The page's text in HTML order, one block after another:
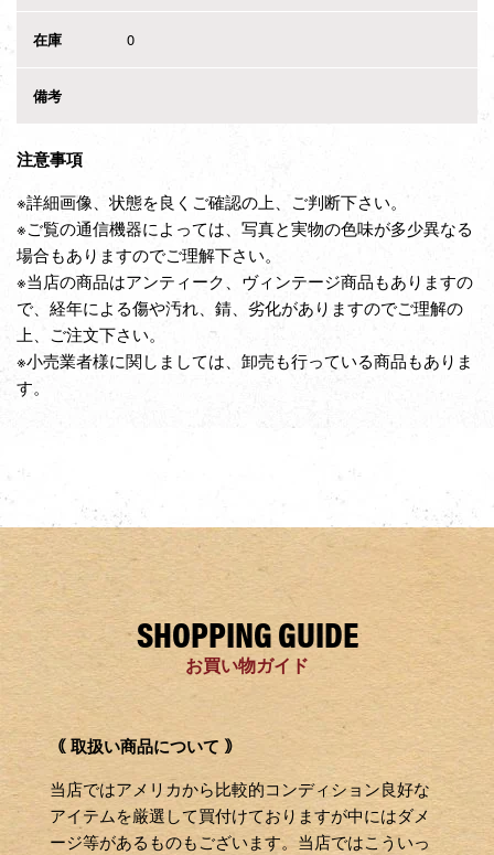
在庫 0
備考
注意事項
※詳細画像、状態を良くご確認の上、ご判断下さい。
※ご覧の通信機器によっては、写真と実物の色味が多少異なる
場合もありますのでご理解下さい。
※当店の商品はアンティーク、ヴィンテージ商品もありますの
で、経年による傷や汚れ、錆、劣化がありますのでご理解の
上、ご注文下さい。
※小売業者様に関しましては、卸売も行っている商品もありま
す。
SHOPPING GUIDE
お買い物ガイド
｟ 取扱い商品について ｠
当店ではアメリカから比較的コンディション良好な
アイテムを厳選して買付けておりますが中にはダメ
ージ等があるものもございます。当店ではこういっ